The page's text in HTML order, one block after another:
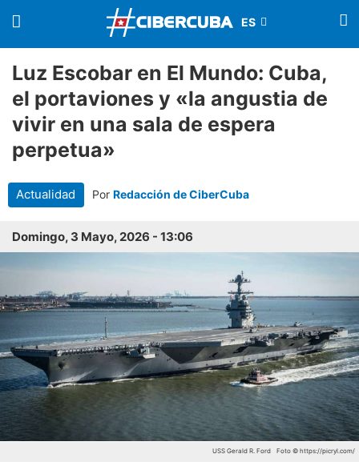
Luz Escobar en El Mundo: Cuba,
el portaviones y «la angustia de
vivir en una sala de espera
perpetua»
Actualidad Por Redacción de CiberCuba
Domingo, 3 Mayo, 2026 - 13:06
USS Gerald R. Ford Foto © https://picryl.com/